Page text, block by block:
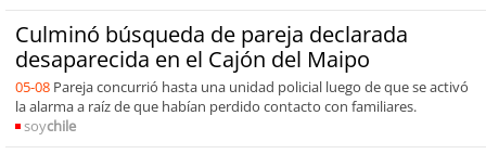
Culminó búsqueda de pareja declarada
desaparecida en el Cajón del Maipo
05-08 Pareja concurrió hasta una unidad policial luego de que se activó
la alarma a raíz de que habían perdido contacto con familiares.
soychile